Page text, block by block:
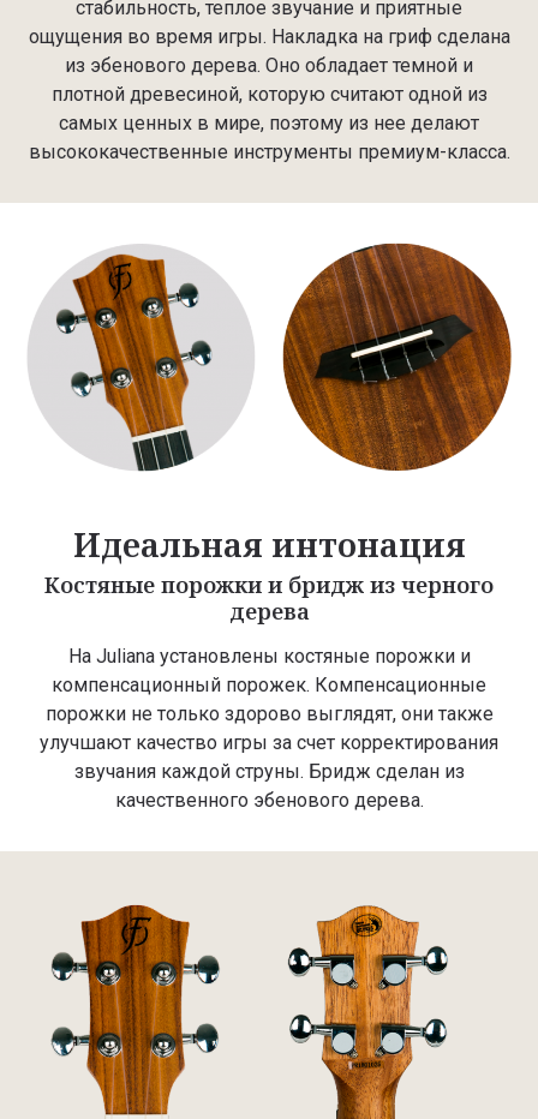
стабильность, теплое звучание и приятные
ощущения во время игры. Накладка на гриф сделана
из эбенового дерева. Оно обладает темной и
плотной древесиной, которую считают одной из
самых ценных в мире, поэтому из нее делают
высококачественные инструменты премиум-класса.
Идеальная интонация
Костяные порожки и бридж из черного
дерева
На Juliana установлены костяные порожки и
компенсационный порожек. Компенсационные
порожки не только здорово выглядят, они также
улучшают качество игры за счет корректирования
звучания каждой струны. Бридж сделан из
качественного эбенового дерева.